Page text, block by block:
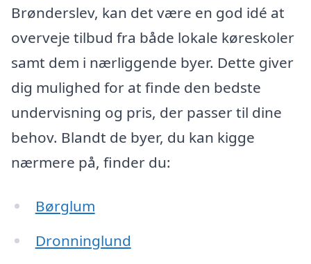
Brønderslev, kan det være en god idé at
overveje tilbud fra både lokale køreskoler
samt dem i nærliggende byer. Dette giver
dig mulighed for at finde den bedste
undervisning og pris, der passer til dine
behov. Blandt de byer, du kan kigge
nærmere på, finder du:
Børglum
Dronninglund